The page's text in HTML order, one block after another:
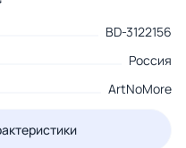
BD-3122156
Россия
ArtNoMore